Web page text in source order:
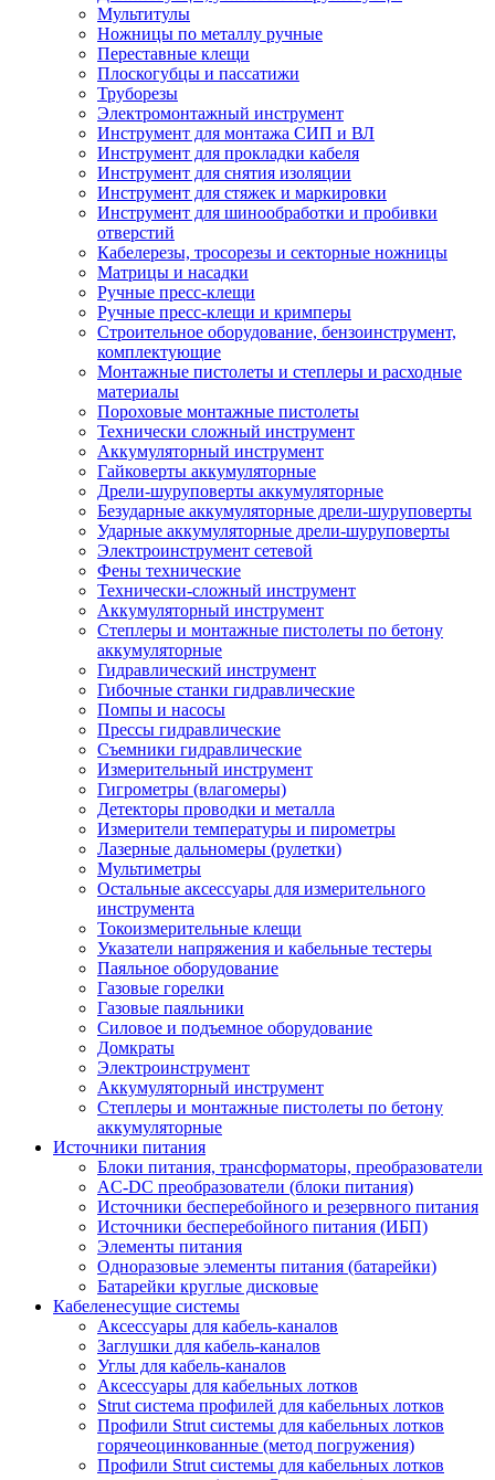
Мультитулы
Ножницы по металлу ручные
Переставные клещи
Плоскогубцы и пассатижи
Труборезы
Электромонтажный инструмент
Инструмент для монтажа СИП и ВЛ
Инструмент для прокладки кабеля
Инструмент для снятия изоляции
Инструмент для стяжек и маркировки
Инструмент для шинообработки и пробивки
отверстий
Кабелерезы, тросорезы и секторные ножницы
Матрицы и насадки
Ручные пресс-клещи
Ручные пресс-клещи и кримперы
Строительное оборудование, бензоинструмент,
комплектующие
Монтажные пистолеты и степлеры и расходные
материалы
Пороховые монтажные пистолеты
Технически сложный инструмент
Аккумуляторный инструмент
Гайковерты аккумуляторные
Дрели-шуруповерты аккумуляторные
Безударные аккумуляторные дрели-шуруповерты
Ударные аккумуляторные дрели-шуруповерты
Электроинструмент сетевой
Фены технические
Технически-сложный инструмент
Аккумуляторный инструмент
Степлеры и монтажные пистолеты по бетону
аккумуляторные
Гидравлический инструмент
Гибочные станки гидравлические
Помпы и насосы
Прессы гидравлические
Съемники гидравлические
Измерительный инструмент
Гигрометры (влагомеры)
Детекторы проводки и металла
Измерители температуры и пирометры
Лазерные дальномеры (рулетки)
Мультиметры
Остальные аксессуары для измерительного
инструмента
Токоизмерительные клещи
Указатели напряжения и кабельные тестеры
Паяльное оборудование
Газовые горелки
Газовые паяльники
Силовое и подъемное оборудование
Домкраты
Электроинструмент
Аккумуляторный инструмент
Степлеры и монтажные пистолеты по бетону
аккумуляторные
Источники питания
Блоки питания, трансформаторы, преобразователи
AC-DC преобразователи (блоки питания)
Источники бесперебойного и резервного питания
Источники бесперебойного питания (ИБП)
Элементы питания
Одноразовые элементы питания (батарейки)
Батарейки круглые дисковые
Кабеленесущие системы
Аксессуары для кабель-каналов
Заглушки для кабель-каналов
Углы для кабель-каналов
Аксессуары для кабельных лотков
Strut система профилей для кабельных лотков
Профили Strut системы для кабельных лотков
горячеоцинкованные (метод погружения)
Профили Strut системы для кабельных лотков